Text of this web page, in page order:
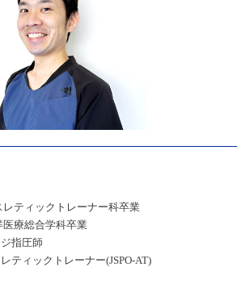
ティックトレーナー科卒業
療総合学科卒業
指圧師
ティックトレーナー(JSPO-AT)